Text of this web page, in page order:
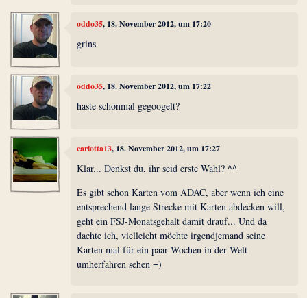
oddo35, 18. November 2012, um 17:20
grins
oddo35, 18. November 2012, um 17:22
haste schonmal gegoogelt?
carlotta13, 18. November 2012, um 17:27
Klar... Denkst du, ihr seid erste Wahl? ^^
Es gibt schon Karten vom ADAC, aber wenn ich eine
entsprechend lange Strecke mit Karten abdecken will,
geht ein FSJ-Monatsgehalt damit drauf... Und da
dachte ich, vielleicht möchte irgendjemand seine
Karten mal für ein paar Wochen in der Welt
umherfahren sehen =)